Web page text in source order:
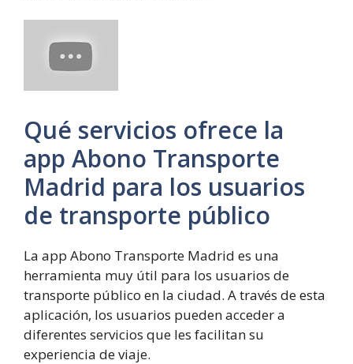
Qué servicios ofrece la
app Abono Transporte
Madrid para los usuarios
de transporte público
La app Abono Transporte Madrid es una
herramienta muy útil para los usuarios de
transporte público en la ciudad. A través de esta
aplicación, los usuarios pueden acceder a
diferentes servicios que les facilitan su
experiencia de viaje.